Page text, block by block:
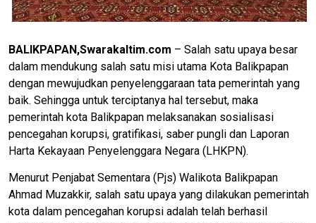
BALIKPAPAN,Swarakaltim.com – Salah satu upaya besar
dalam mendukung salah satu misi utama Kota Balikpapan
dengan mewujudkan penyelenggaraan tata pemerintah yang
baik. Sehingga untuk terciptanya hal tersebut, maka
pemerintah kota Balikpapan melaksanakan sosialisasi
pencegahan korupsi, gratifikasi, saber pungli dan Laporan
Harta Kekayaan Penyelenggara Negara (LHKPN).
Menurut Penjabat Sementara (Pjs) Walikota Balikpapan
Ahmad Muzakkir, salah satu upaya yang dilakukan pemerintah
kota dalam pencegahan korupsi adalah telah berhasil